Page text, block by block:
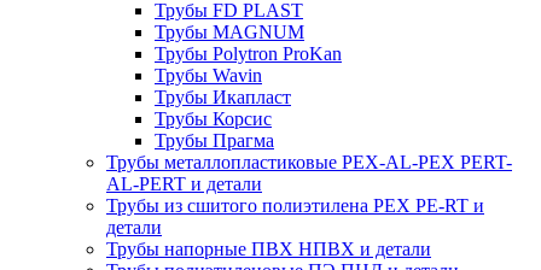
Трубы FD PLAST
Трубы MAGNUM
Трубы Polytron ProKan
Трубы Wavin
Трубы Икапласт
Трубы Корсис
Трубы Прагма
Трубы металлопластиковые PEX-AL-PEX PERT-
AL-PERT и детали
Трубы из сшитого полиэтилена PEX PE-RT и
детали
Трубы напорные ПВХ НПВХ и детали